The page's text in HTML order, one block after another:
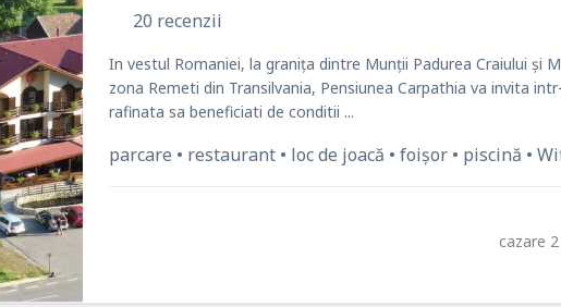
20 recenzii
In vestul Romaniei, la granița dintre Munții Padurea Craiului și
zona Remeti din Transilvania, Pensiunea Carpathia va invita
rafinata sa beneficiati de conditii ...
parcare • restaurant • loc de joacă • foișor • piscină •
cazare